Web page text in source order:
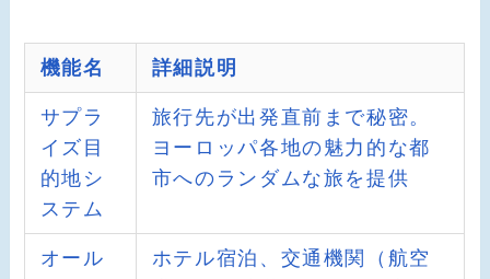
機能名 詳細説明
サプラ
イズ目
的地シ
ステム
旅行先が出発直前まで秘密。
ヨーロッパ各地の魅力的な都
市へのランダムな旅を提供
オール
ホテル宿泊、交通機関（航空